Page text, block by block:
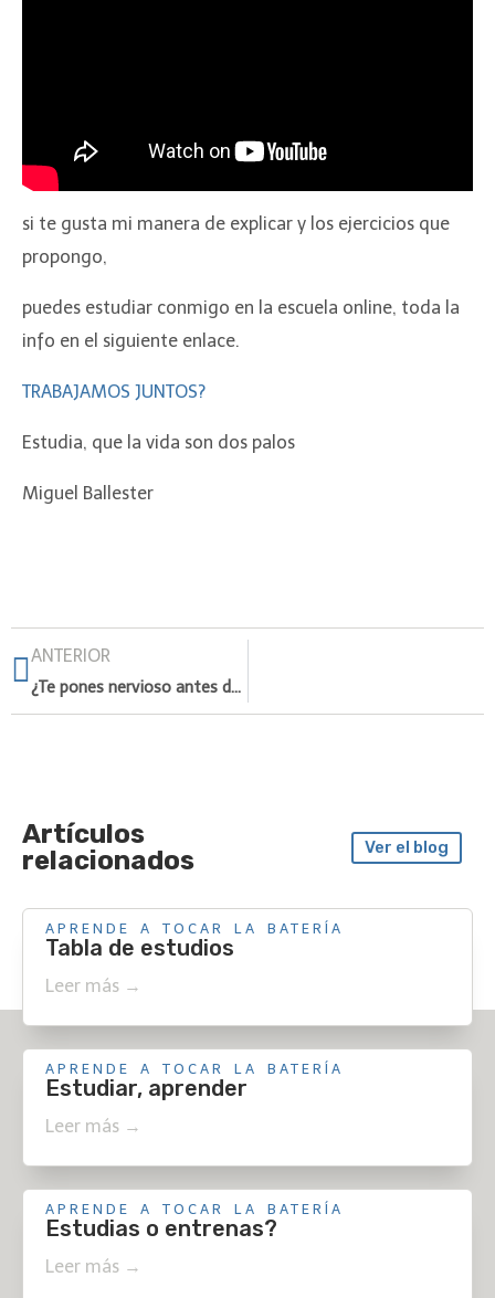
si te gusta mi manera de explicar y los ejercicios que
propongo,
puedes estudiar conmigo en la escuela online, toda la
info en el siguiente enlace.
TRABAJAMOS JUNTOS?
Estudia, que la vida son dos palos
Miguel Ballester
ANTERIOR
¿Te pones nervioso antes de un concierto?
Artículos
relacionados
Ver el blog
APRENDE A TOCAR LA BATERÍA
Tabla de estudios
Leer más →
APRENDE A TOCAR LA BATERÍA
Estudiar, aprender
Leer más →
APRENDE A TOCAR LA BATERÍA
Estudias o entrenas?
Leer más →